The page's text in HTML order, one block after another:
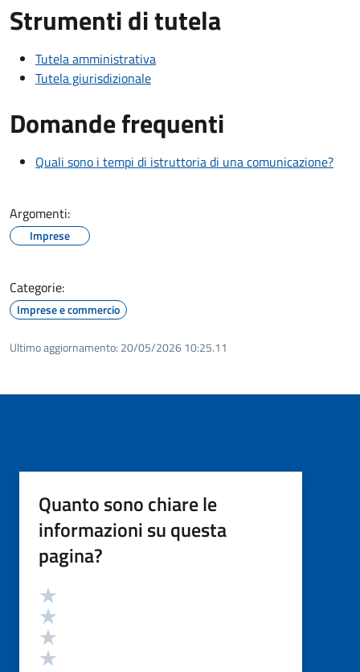
Strumenti di tutela
Tutela amministrativa
Tutela giurisdizionale
Domande frequenti
Quali sono i tempi di istruttoria di una comunicazione?
Argomenti:
Imprese
Categorie:
Imprese e commercio
Ultimo aggiornamento: 20/05/2026 10:25.11
Quanto sono chiare le
informazioni su questa
pagina?
Valutazione